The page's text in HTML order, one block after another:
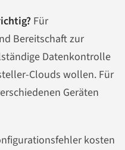
Für
Bereitschaft zur
Datenkontrolle
Clouds wollen. Für
Geräten
kosten